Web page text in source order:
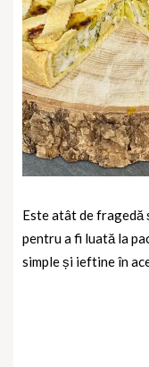
Este atât de
pentru a fi luată la
simple și ieftine în